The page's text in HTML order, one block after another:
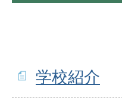
学校紹介